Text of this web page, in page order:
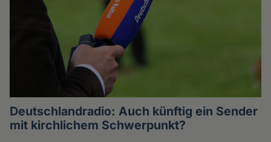
Deutschlandradio: Auch künftig ein Sender
mit kirchlichem Schwerpunkt?